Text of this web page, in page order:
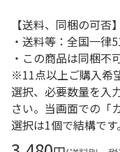
【送料、同梱の可否】
・送料等：全国一律
・この商品は同梱不
※11点以上ご購入希
選択、必要数量を入
さい。当画面での「
選択は1個で結構です。